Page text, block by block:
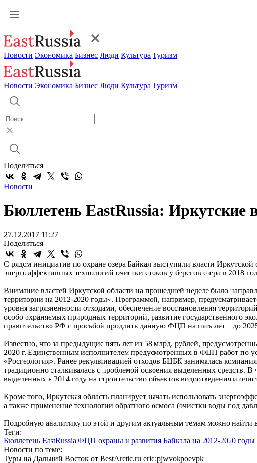
Новости Экономика Бизнес Люди Культура Туризм
Новости Экономика Бизнес Люди Культура Туризм
Поделиться
Новости
Бюллетень EastRussia: Иркутские
27.12.2017 11:27
Поделиться
С рядом инициатив по охране озера Байкал выступили власти
энергоэффективных технологий очистки стоков у берегов озера в 2018
Внимание властей Иркутской области на прошедшей неделе было
территории на 2012-2020 годы». Программой, например,
уровня загрязненности отходами, обеспечение восстановления
особо охраняемых природных территорий, развитие государственного
правительство РФ с просьбой продлить данную ФЦП на пять лет – до
Известно, что за предыдущие пять лет из 58 млрд. рублей,
2020 г. Единственным исполнителем предусмотренных в ФЦП работ по
«Росгеология». Ранее рекультивацией отходов БЦБК занималась
традиционно сталкивалась с проблемой освоения выделенных средств.
выделенных в 2014 году на строительство объектов водоотведения и
Кроме того, Иркутская область планирует начать использовать
а также применение технологии обратного осмоса (очистки воды под
Подробную аналитику по этой и другим актуальным темам можно найти
Теги:
Бюллетень EastRussia ФЦП охраны и развития Байкала на 2012-2020 годы
Новости по теме:
Туры на Дальний Восток от BestArctic.ru erid:pjwvokpoevpk